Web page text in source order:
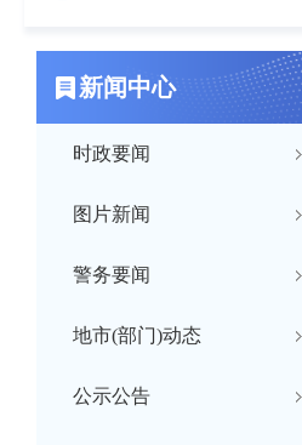
新闻中心
时政要闻
图片新闻
警务要闻
地市(部门)动态
公示公告